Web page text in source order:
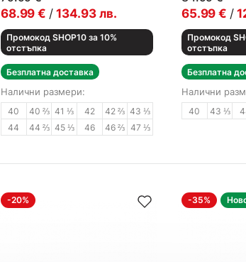
68.99 € / 134.93 лв.
Промокод SHOP10 за 10%
отстъпка
Безплатна доставка
Налични размери:
40 40 ⅔ 41 ⅓ 42 42 ⅔ 43 ⅓
44
44 ⅔ 45 ⅓ 46 46 ⅔ 47 ⅓
65.99 € /
Промокод
отстъпка
Безплатна
Налични
40 43 ⅓
-20% -35%